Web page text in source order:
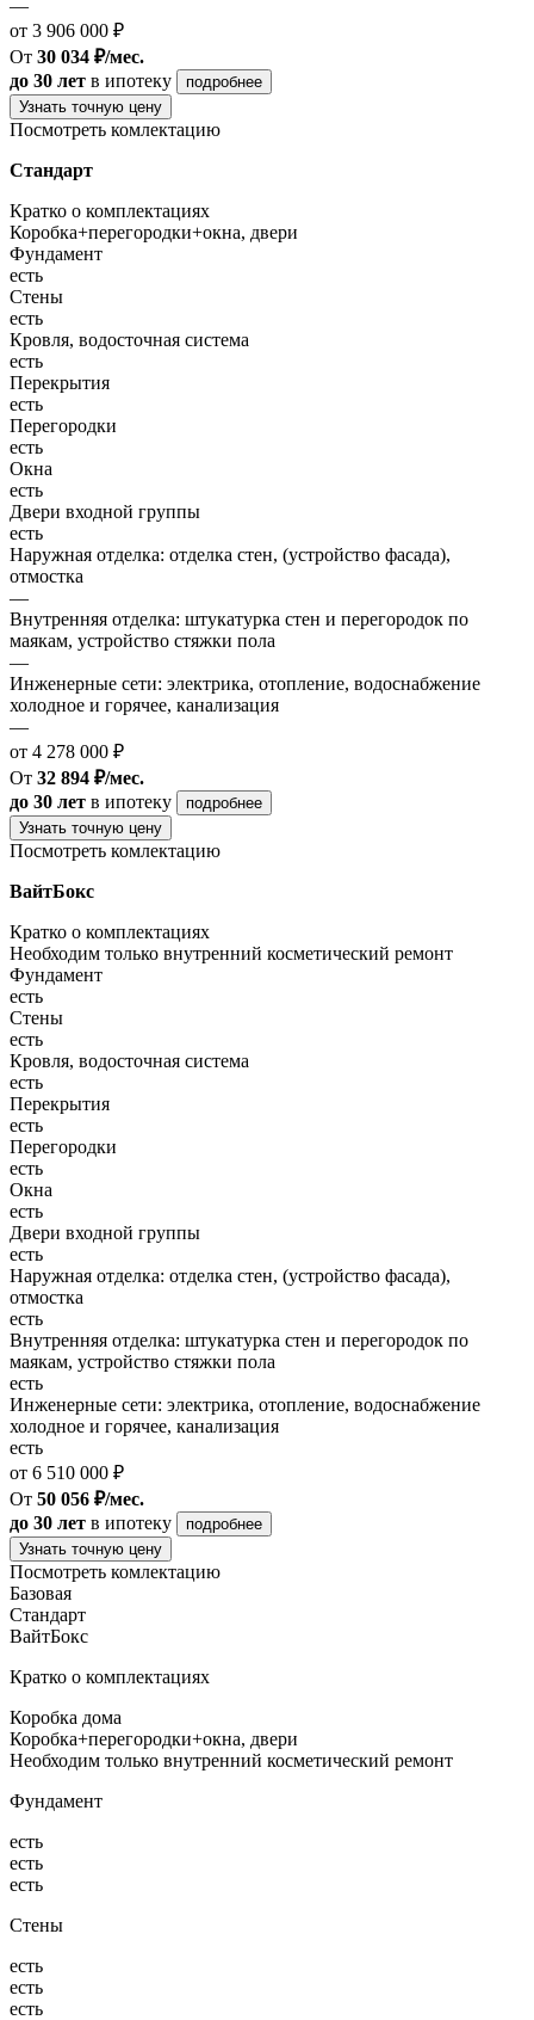
—
от 3 906 000 ₽
От 30 034 ₽/мес.
до 30 лет в ипотеку
подробнее
Узнать точную цену
Посмотреть комлектацию
Стандарт
Кратко о комплектациях
Коробка+перегородки+окна, двери
Фундамент
есть
Стены
есть
Кровля, водосточная система
есть
Перекрытия
есть
Перегородки
есть
Окна
есть
Двери входной группы
есть
Наружная отделка: отделка стен, (устройство фасада),
отмостка
—
Внутренняя отделка: штукатурка стен и перегородок по
маякам, устройство стяжки пола
—
Инженерные сети: электрика, отопление, водоснабжение
холодное и горячее, канализация
—
от 4 278 000 ₽
От 32 894 ₽/мес.
до 30 лет в ипотеку
подробнее
Узнать точную цену
Посмотреть комлектацию
ВайтБокс
Кратко о комплектациях
Необходим только внутренний косметический ремонт
Фундамент
есть
Стены
есть
Кровля, водосточная система
есть
Перекрытия
есть
Перегородки
есть
Окна
есть
Двери входной группы
есть
Наружная отделка: отделка стен, (устройство фасада),
отмостка
есть
Внутренняя отделка: штукатурка стен и перегородок по
маякам, устройство стяжки пола
есть
Инженерные сети: электрика, отопление, водоснабжение
холодное и горячее, канализация
есть
от 6 510 000 ₽
От 50 056 ₽/мес.
до 30 лет в ипотеку
подробнее
Узнать точную цену
Посмотреть комлектацию
Базовая
Стандарт
ВайтБокс
Кратко о комплектациях
Коробка дома
Коробка+перегородки+окна, двери
Необходим только внутренний косметический ремонт
Фундамент
есть
есть
есть
Стены
есть
есть
есть